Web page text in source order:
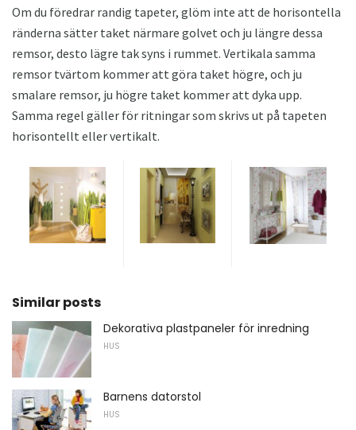
Om du föredrar randig tapeter, glöm inte att de horisontella
ränderna sätter taket närmare golvet och ju längre dessa
remsor, desto lägre tak syns i rummet. Vertikala samma
remsor tvärtom kommer att göra taket högre, och ju
smalare remsor, ju högre taket kommer att dyka upp.
Samma regel gäller för ritningar som skrivs ut på tapeten
horisontellt eller vertikalt.
Similar posts
Dekorativa plastpaneler för inredning
HUS
Barnens datorstol
HUS